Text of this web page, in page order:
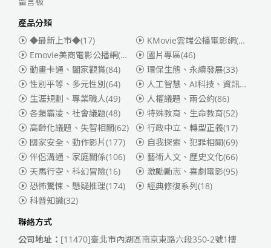
產品分類
◆最新上市◆(17)
KMovie雲端公播電影網(迪士尼、福斯、索尼)
Emovie美商電影公播網(華納)
(186)
國片專區(46)
動畫卡通、闔家觀賞(84) 環保生態、永續發展(33)
性別平等、多元性別(64) 人工智慧、AI科技、資訊安全
生涯規劃、專業職人(49) 人權議題、兩公約(86)
各類霸凌、社會議題(48) 特殊教育、生命教育(52)
高齡化議題、失智相關(62) 行政中立、轉型正義(17)
國家安全、動作影片(177) 自我探索、犯罪相關(69)
伴侶溝通、家庭關係(106) 藝術人文、歷史文化(66)
天馬行空、科幻冒險(16) 激勵勵志、喜劇電影(95)
恐怖驚悚、懸疑推理(174) 經典修復系列(18)
科普知識(32)
聯絡方式
公司地址： [11470]臺北市內湖區南京東路六段350-2號1樓